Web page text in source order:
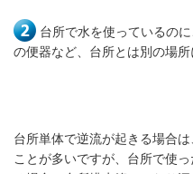
台所で水を使っているの
の便器など、台所とは別の場
台所単体で逆流が起きる場合
ことが多いですが、台所で使